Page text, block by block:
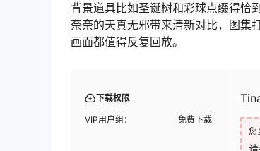
背景道具比如圣诞树和彩球点缀得恰
奈奈的天真无邪带来清新对比，图集
画面都值得反复回放。
下载权限
VIP用户组： 免费下载
您